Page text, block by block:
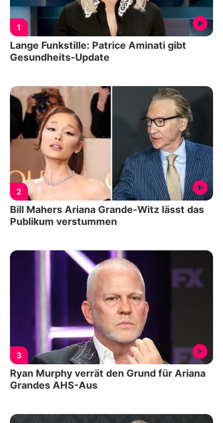
1
Lange Funkstille: Patrice Aminati gibt
Gesundheits-Update
2
Bill Mahers Ariana Grande-Witz lässt das
Publikum verstummen
3
Ryan Murphy verrät den Grund für Ariana
Grandes AHS-Aus